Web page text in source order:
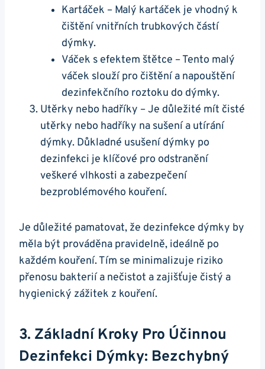
Kartáček – Malý kartáček je vhodný k
čištění vnitřních trubkových částí
dýmky.
Váček s efektem štětce – Tento malý
váček slouží pro čištění a napouštění
dezinfekčního roztoku do dýmky.
Utěrky nebo hadříky – Je důležité mít čisté
utěrky nebo hadříky na sušení a utírání
dýmky. Důkladné usušení dýmky po
dezinfekci je klíčové pro odstranění
veškeré vlhkosti a zabezpečení
bezproblémového kouření.
Je důležité pamatovat, že dezinfekce dýmky by
měla být prováděna pravidelně, ideálně po
každém kouření. Tím se minimalizuje riziko
přenosu bakterií a nečistot a zajišťuje čistý a
hygienický zážitek z kouření.
3. Základní Kroky Pro Účinnou
Dezinfekci Dýmky: Bezchybný